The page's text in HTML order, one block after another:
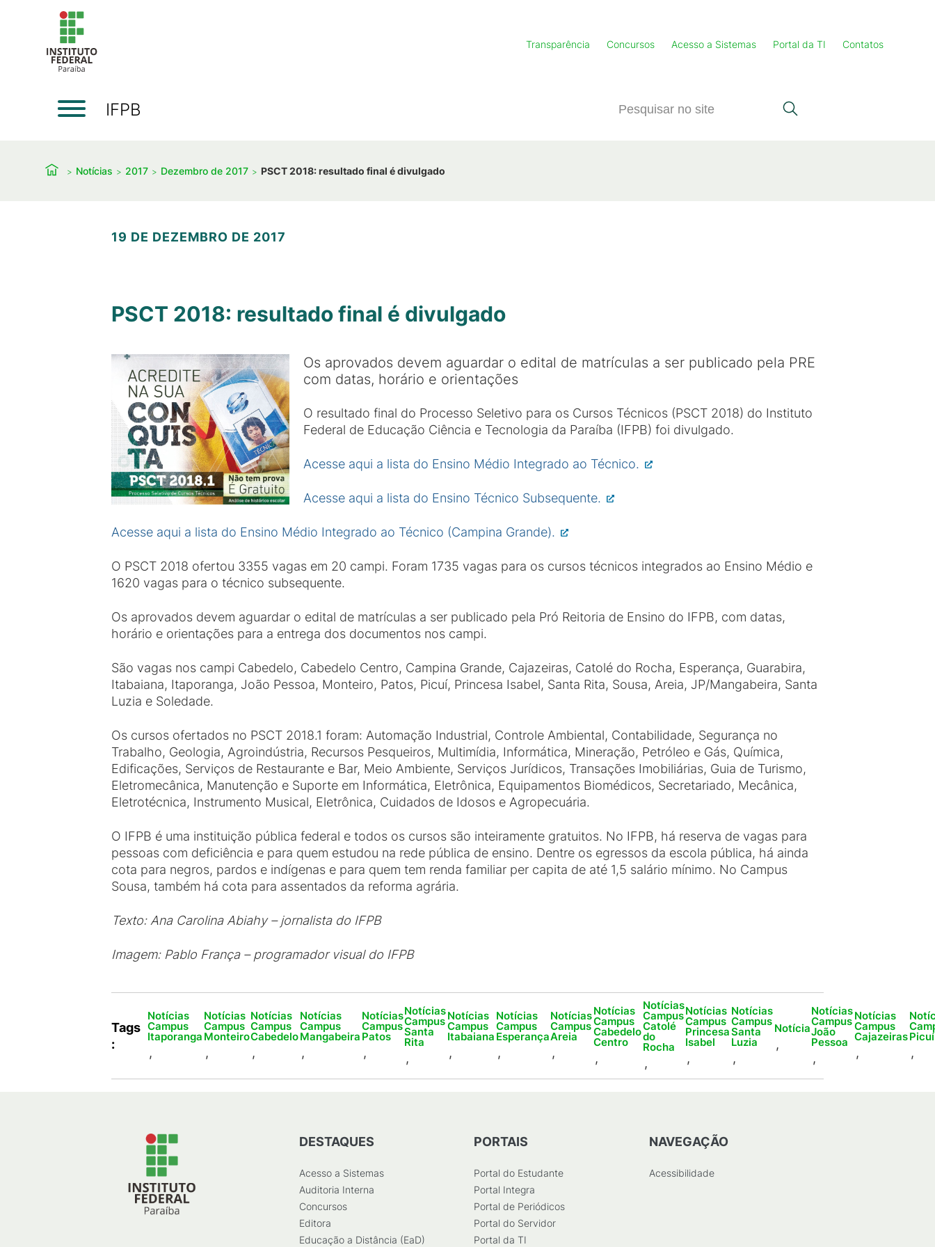
Transparência Concursos Acesso a Sistemas Portal da TI Contatos
IFPB
Notícias 2017 Dezembro de 2017 PSCT 2018: resultado final é divulgado
19 DE DEZEMBRO DE 2017
PSCT 2018: resultado final é divulgado
Os aprovados devem aguardar o edital de matrículas a ser publicado pela PRE
com datas, horário e orientações
O resultado final do Processo Seletivo para os Cursos Técnicos (PSCT 2018) do Instituto
Federal de Educação Ciência e Tecnologia da Paraíba (IFPB) foi divulgado.
Acesse aqui a lista do Ensino Médio Integrado ao Técnico.
Acesse aqui a lista do Ensino Técnico Subsequente.
Acesse aqui a lista do Ensino Médio Integrado ao Técnico (Campina Grande).
O PSCT 2018 ofertou 3355 vagas em 20 campi. Foram 1735 vagas para os cursos técnicos integrados ao Ensino Médio e
1620 vagas para o técnico subsequente.
Os aprovados devem aguardar o edital de matrículas a ser publicado pela Pró Reitoria de Ensino do IFPB, com datas,
horário e orientações para a entrega dos documentos nos campi.
São vagas nos campi Cabedelo, Cabedelo Centro, Campina Grande, Cajazeiras, Catolé do Rocha, Esperança, Guarabira,
Itabaiana, Itaporanga, João Pessoa, Monteiro, Patos, Picuí, Princesa Isabel, Santa Rita, Sousa, Areia, JP/Mangabeira, Santa
Luzia e Soledade.
Os cursos ofertados no PSCT 2018.1 foram: Automação Industrial, Controle Ambiental, Contabilidade, Segurança no
Trabalho, Geologia, Agroindústria, Recursos Pesqueiros, Multimídia, Informática, Mineração, Petróleo e Gás, Química,
Edificações, Serviços de Restaurante e Bar, Meio Ambiente, Serviços Jurídicos, Transações Imobiliárias, Guia de Turismo,
Eletromecânica, Manutenção e Suporte em Informática, Eletrônica, Equipamentos Biomédicos, Secretariado, Mecânica,
Eletrotécnica, Instrumento Musical, Eletrônica, Cuidados de Idosos e Agropecuária.
O IFPB é uma instituição pública federal e todos os cursos são inteiramente gratuitos. No IFPB, há reserva de vagas para
pessoas com deficiência e para quem estudou na rede pública de ensino. Dentre os egressos da escola pública, há ainda
cota para negros, pardos e indígenas e para quem tem renda familiar per capita de até 1,5 salário mínimo. No Campus
Sousa, também há cota para assentados da reforma agrária.
Texto: Ana Carolina Abiahy – jornalista do IFPB
Imagem: Pablo França – programador visual do IFPB
Tags
:
Notícias
Campus
Itaporanga
,
Notícias
Campus
Monteiro
,
Notícias
Campus
Cabedelo
,
Notícias
Campus
Mangabeira
,
Notícias
Campus
Patos
,
Notícias
Campus
Santa
Rita
,
Notícias
Campus
Itabaiana
,
Notícias
Campus
Esperança
,
Notícias
Campus
Areia
,
Notícias
Campus
Cabedelo
Centro
,
Notícias
Campus
Catolé
do
Rocha
,
Notícias
Campus
Princesa
Isabel
,
Notícias
Campus
Santa
Luzia
,
Notícia
,
Notícias
Campus
João
Pessoa
,
Notícias
Campus
Cajazeiras
,
Picuí
,
DESTAQUES
Acesso a Sistemas
Auditoria Interna
Concursos
Editora
Educação a Distância (EaD)
PORTAIS
Portal do Estudante
Portal Integra
Portal de Periódicos
Portal do Servidor
Portal da TI
NAVEGAÇÃO
Acessibilidade